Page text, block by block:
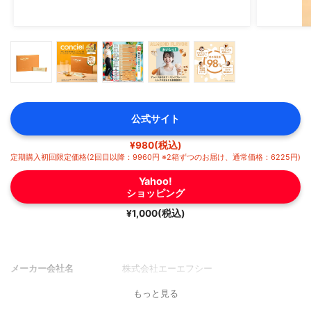
公式サイト
¥980(税込)
定期購入初回限定価格(2回目以降：9960円 ※2箱ずつのお届け、通常価格：6225円)
Yahoo!
ショッピング
¥1,000(税込)
メーカー会社名 株式会社エーエフシー
もっと見る